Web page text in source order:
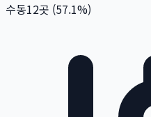
수동12곳 (57.1%)